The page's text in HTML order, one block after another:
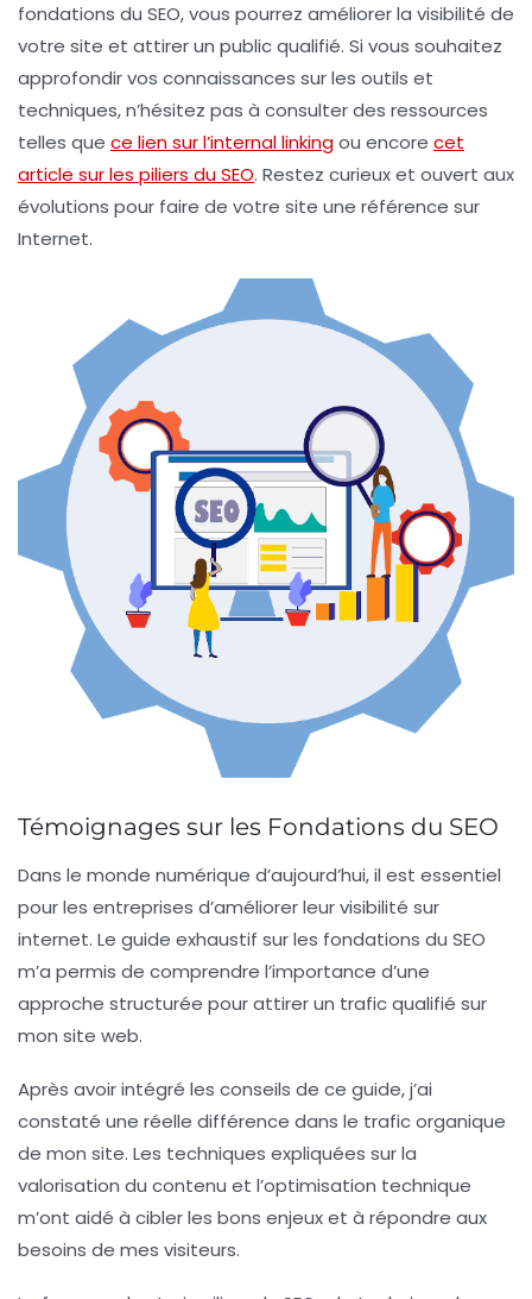
fondations du SEO, vous pourrez améliorer la visibilité de
votre site et attirer un public qualifié. Si vous souhaitez
approfondir vos connaissances sur les outils et
techniques, n’hésitez pas à consulter des ressources
telles que ce lien sur l’internal linkingou encore cet
article sur les piliers du SEO. Restez curieux et ouvert aux
évolutions pour faire de votre site une référence sur
Internet.
Témoignages sur les Fondations du SEO
Dans le monde numérique d’aujourd’hui, il est essentiel
pour les entreprises d’améliorer leur visibilité sur
internet. Le guide exhaustif sur les fondations du SEO
m’a permis de comprendre l’importance d’une
approche structurée pour attirer un trafic qualifié sur
mon site web.
Après avoir intégré les conseils de ce guide, j’ai
constaté une réelle différence dans le trafic organique
de mon site. Les techniques expliquées sur la
valorisation du contenu et l’optimisation technique
m’ont aidé à cibler les bons enjeux et à répondre aux
besoins de mes visiteurs.